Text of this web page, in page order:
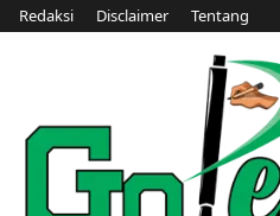
Redaksi Disclaimer Tentang